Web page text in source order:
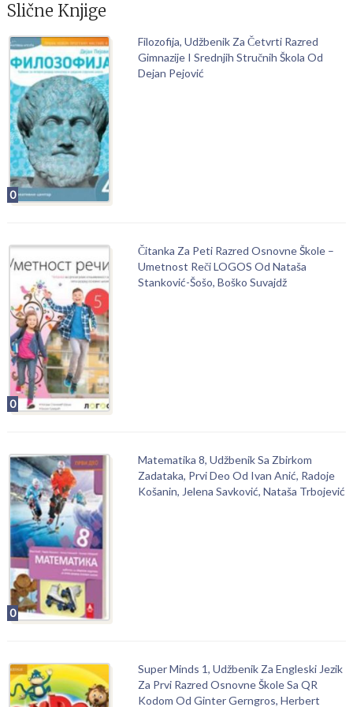
Slične Knjige
0
Filozofija, Udžbenik Za Četvrti Razred
Gimnazije I Srednjih Stručnih Škola Od
Dejan Pejović
0
Čitanka Za Peti Razred Osnovne Škole –
Umetnost Reči LOGOS Od Nataša
Stanković-Šošo, Boško Suvajdž
0
Matematika 8, Udžbenik Sa Zbirkom
Zadataka, Prvi Deo Od Ivan Anić, Radoje
Košanin, Jelena Savković, Nataša Trbojević
Super Minds 1, Udžbenik Za Engleski Jezik
Za Prvi Razred Osnovne Škole Sa QR
Kodom Od Ginter Gerngros, Herbert